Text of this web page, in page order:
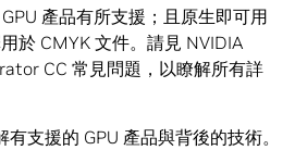
產品有所支援；且原生即可用
於 CMYK 文件。請見 NVIDIA
CC 常見問題，以瞭解所有詳
支援的 GPU 產品與背後的技術。